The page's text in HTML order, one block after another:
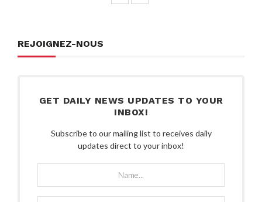
REJOIGNEZ-NOUS
GET DAILY NEWS UPDATES TO YOUR
INBOX!
Subscribe to our mailing list to receives daily
updates direct to your inbox!